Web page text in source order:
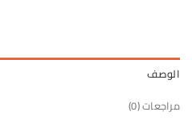
الوصف
مراجعات (0)